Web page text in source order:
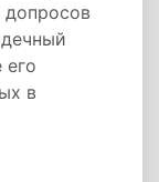
его
в